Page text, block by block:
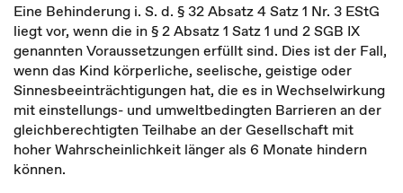
Eine Behinderung i. S. d. § 32 Absatz 4 Satz 1 Nr. 3 EStG
liegt vor, wenn die in § 2 Absatz 1 Satz 1 und 2 SGB IX
genannten Voraussetzungen erfüllt sind. Dies ist der Fall,
wenn das Kind körperliche, seelische, geistige oder
Sinnesbeeinträchtigungen hat, die es in Wechselwirkung
mit einstellungs- und umweltbedingten Barrieren an der
gleichberechtigten Teilhabe an der Gesellschaft mit
hoher Wahrscheinlichkeit länger als 6 Monate hindern
können.